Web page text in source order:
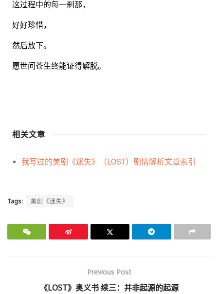
这过程中的每一刹那，
好好珍惜，
然后放下。
愿世间苍生终能证得解脱。
相关文章
我写过的美剧《迷失》（LOST）剧情解析文章索引
Tags: 美剧《迷失》
Previous Post
《LOST》奥义书 续三：并非起源的起源